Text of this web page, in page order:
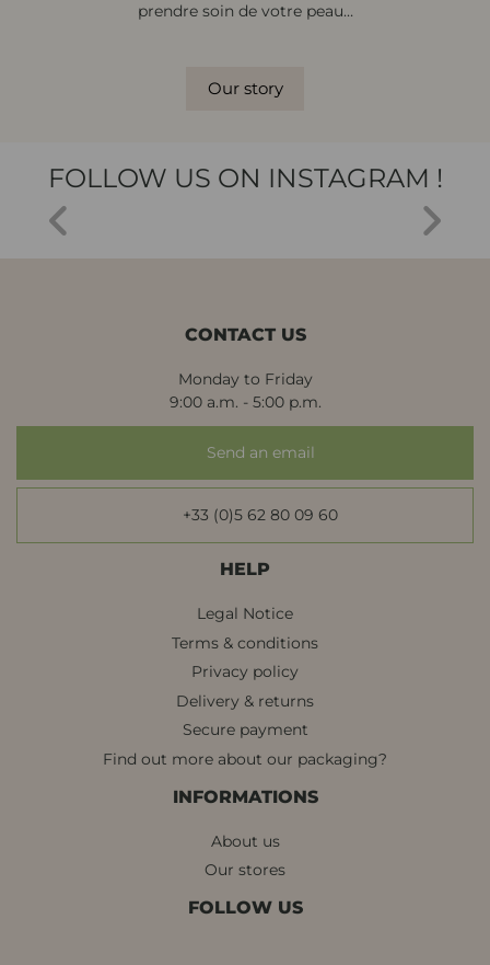
prendre soin de votre peau…
Our story
FOLLOW US ON INSTAGRAM !
CONTACT US
Monday to Friday
9:00 a.m. - 5:00 p.m.
Send an email
+33 (0)5 62 80 09 60
HELP
Legal Notice
Terms & conditions
Privacy policy
Delivery & returns
Secure payment
Find out more about our packaging?
INFORMATIONS
About us
Our stores
FOLLOW US